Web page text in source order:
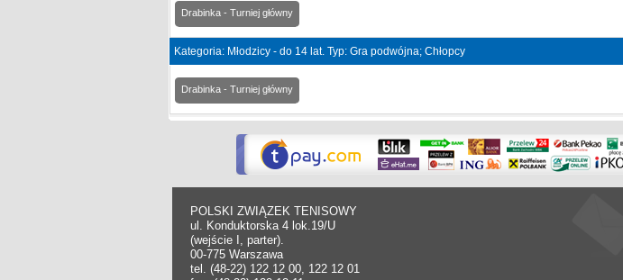
Drabinka - Turniej główny
Kategoria: Młodzicy - do 14 lat. Typ: Gra podwójna; Chłopcy
Drabinka - Turniej główny
POLSKI ZWIĄZEK TENISOWY
ul. Konduktorska 4 lok.19/U
(wejście I, parter).
00-775 Warszawa
tel. (48-22) 122 12 00, 122 12 01